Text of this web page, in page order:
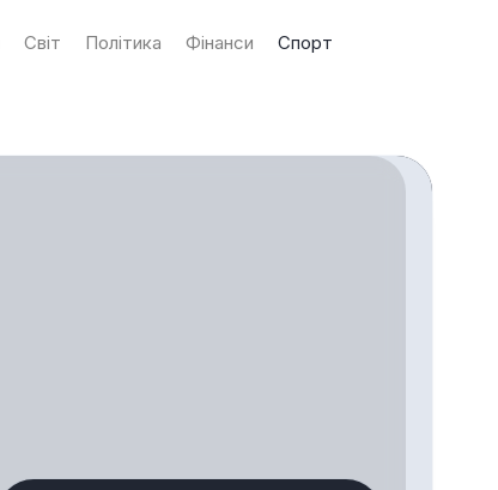
Світ Політика Фінанси
Спорт